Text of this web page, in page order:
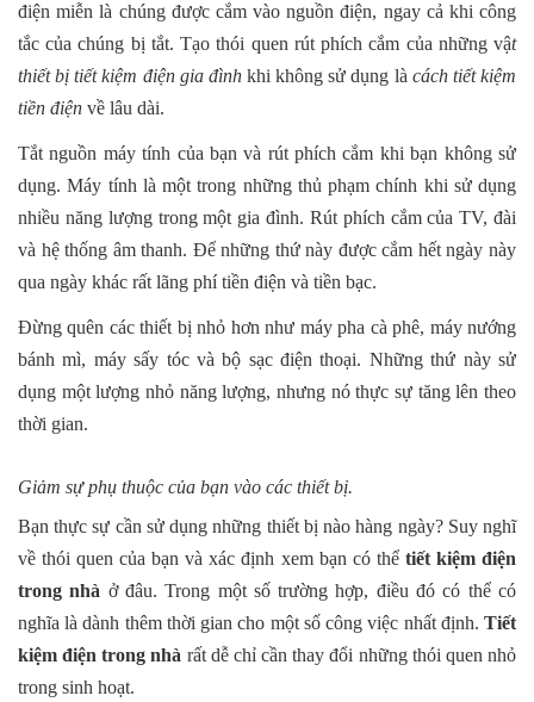
điện miễn là chúng được cắm vào nguồn điện, ngay cả khi công
tắc của chúng bị tắt. Tạo thói quen rút phích cắm của những vật
thiết bị tiết kiệm điện gia đìnhkhi không sử dụng là cách tiết kiệm
tiền điện về lâu dài.
Tắt nguồn máy tính của bạn và rút phích cắm khi bạn không sử
dụng. Máy tính là một trong những thủ phạm chính khi sử dụng
nhiều năng lượng trong một gia đình. Rút phích cắm của TV, đài
và hệ thống âm thanh. Để những thứ này được cắm hết ngày này
qua ngày khác rất lãng phí tiền điện và tiền bạc.
Đừng quên các thiết bị nhỏ hơn như máy pha cà phê, máy nướng
bánh mì, máy sấy tóc và bộ sạc điện thoại. Những thứ này sử
dụng một lượng nhỏ năng lượng, nhưng nó thực sự tăng lên theo
thời gian.
Giảm sự phụ thuộc của bạn vào các thiết bị.
Bạn thực sự cần sử dụng những thiết bị nào hàng ngày? Suy nghĩ
về thói quen của bạn và xác định xem bạn có thể tiết kiệm điện
trong nhà ở đâu. Trong một số trường hợp, điều đó có thể có
nghĩa là dành thêm thời gian cho một số công việc nhất định. Tiết
kiệm điện trong nhà rất dễ chỉ cần thay đổi những thói quen nhỏ
trong sinh hoạt.